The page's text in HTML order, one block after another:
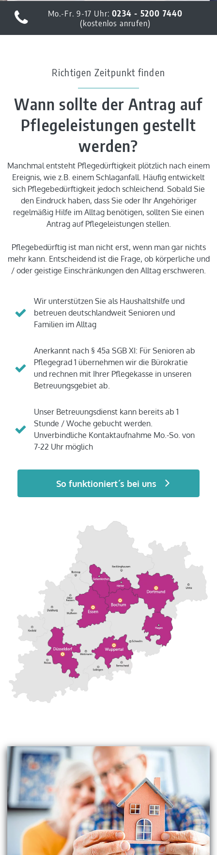
Mo.-Fr. 9-17 Uhr:0234 - 5200 7440
(kostenlos anrufen)
Richtigen Zeitpunkt finden
Wann sollte der Antrag auf
Pflegeleistungen gestellt
werden?
Manchmal entsteht Pflegedürftigkeit plötzlich nach einem
Ereignis, wie z.B. einem Schlaganfall. Häufig entwickelt
sich Pflegebedürftigkeit jedoch schleichend. Sobald Sie
den Eindruck haben, dass Sie oder Ihr Angehöriger
regelmäßig Hilfe im Alltag benötigen, sollten Sie einen
Antrag auf Pflegeleistungen stellen.
Pflegebedürftig ist man nicht erst, wenn man gar nichts
mehr kann. Entscheidend ist die Frage, ob körperliche und
/ oder geistige Einschränkungen den Alltag erschweren.
Wir unterstützen Sie als Haushaltshilfe und
betreuen deutschlandweit Senioren und
Familien im Alltag
Anerkannt nach § 45a SGB XI: Für Senioren ab
Pflegegrad 1 übernehmen wir die Bürokratie
und rechnen mit Ihrer Pflegekasse in unseren
Betreuungsgebiet ab.
Unser Betreuungsdienst kann bereits ab 1
Stunde / Woche gebucht werden.
Unverbindliche Kontaktaufnahme Mo.-So. von
7-22 Uhr möglich
So funktioniert´s bei uns